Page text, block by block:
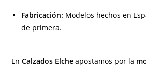
Fabricación: Modelos hechos en
de primera.
EnCalzados Elche apostamos por la